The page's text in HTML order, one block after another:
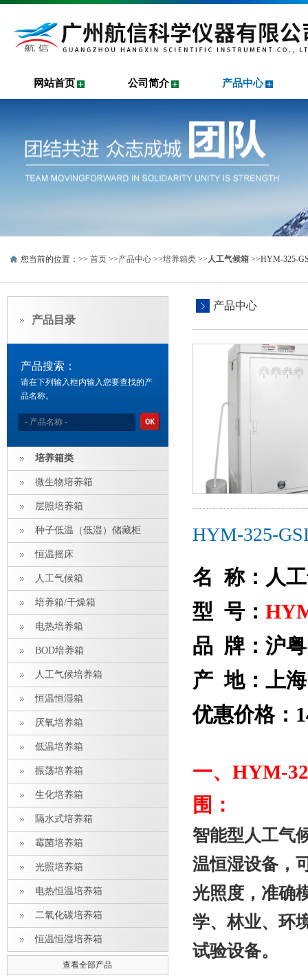
网站首页 公司简介 产品中心
您当前的位置：>> 首页 >>产品中心 >>培养箱类 >>人工气候箱 >>HYM-325-
产品目录
产品搜索：
请在下列输入框内输入您要查找的产
品名称。
培养箱类
微生物培养箱
层照培养箱
种子低温（低湿）储藏柜
恒温摇床
人工气候箱
培养箱/干燥箱
电热培养箱
BOD培养箱
人工气候培养箱
恒温恒湿箱
厌氧培养箱
低温培养箱
振荡培养箱
生化培养箱
隔水式培养箱
霉菌培养箱
光照培养箱
电热恒温培养箱
二氧化碳培养箱
恒温恒湿培养箱
查看全部产品
产品中心
HYM-325-
名 称：人
型 号：
品 牌：沪
产 地：上海
优惠价格：
一、 HYM-
围：
智能型人工气
温恒湿设备，
光照度，准确
学、林业、环
试验设备。